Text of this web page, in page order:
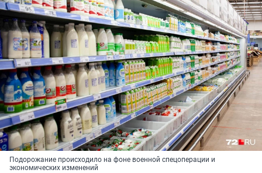
Подорожание происходило на фоне военной спецоперации и
экономических изменений